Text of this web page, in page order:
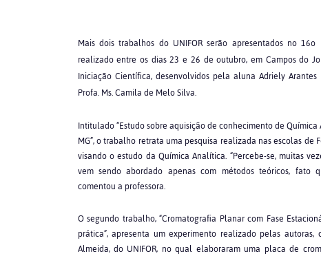
Mais dois trabalhos do UNIFOR serão apresentados no
realizado entre os dias 23 e 26 de outubro, em Campos do
Iniciação Científica, desenvolvidos pela aluna Adriely
Profa. Ms. Camila de Melo Silva.
Intitulado “Estudo sobre aquisição de conhecimento de
MG”, o trabalho retrata uma pesquisa realizada nas escolas
visando o estudo da Química Analítica. “Percebe-se, muitas
vem sendo abordado apenas com métodos teóricos, fato
comentou a professora.
O segundo trabalho, “Cromatografia Planar com Fase
prática”, apresenta um experimento realizado pelas
Almeida, do UNIFOR, no qual elaboraram uma placa de